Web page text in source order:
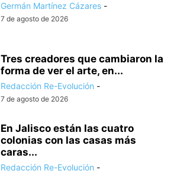
Germán Martínez Cázares -
7 de agosto de 2026
Tres creadores que cambiaron la
forma de ver el arte, en...
Redacción Re-Evolución -
7 de agosto de 2026
En Jalisco están las cuatro
colonias con las casas más
caras...
Redacción Re-Evolución -